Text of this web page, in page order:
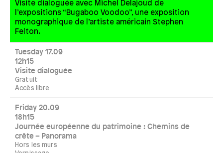
Visite dialoguée avec Michel Delajoud de
l’expositions “Bugaboo Voodoo”, une exposition
monographique de l’artiste américain Stephen
Felton.
Tuesday 17.09
12h15
Visite dialoguée
Gratuit
Accès libre
Friday 20.09
18h15
Journée européenne du patrimoine : Chemins de
crête – Panorama
Hors les murs